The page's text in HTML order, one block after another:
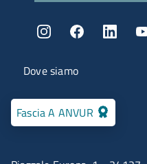
Fascia A ANVUR
Menu contatti
Dove siamo